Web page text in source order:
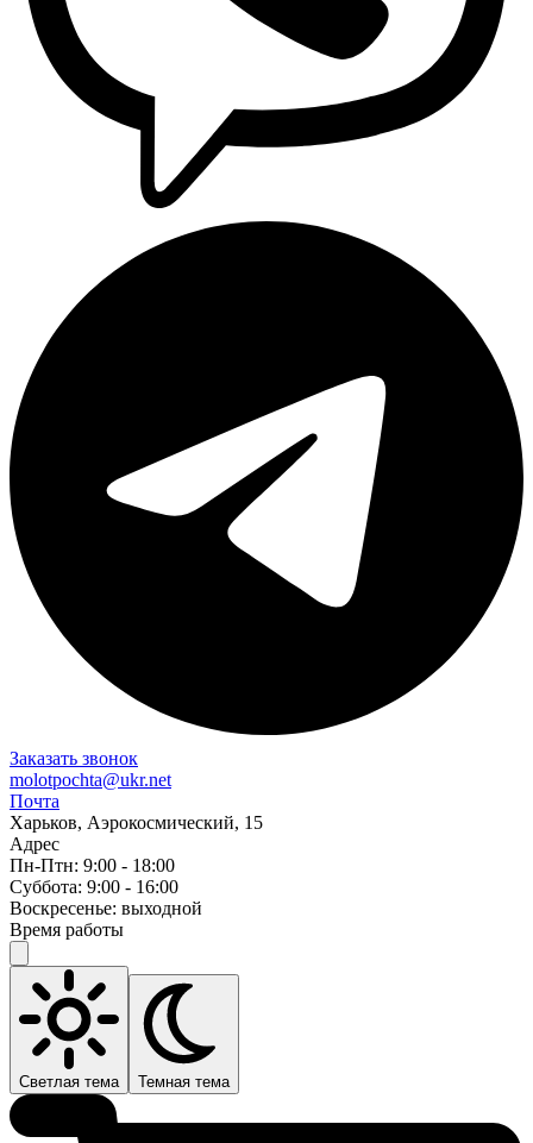
Заказать звонок
molotpochta@ukr.net
Почта
Харьков, Аэрокосмический, 15
Адрес
Пн-Птн: 9:00 - 18:00
Суббота: 9:00 - 16:00
Воскресенье: выходной
Время работы
Светлая тема Темная тема